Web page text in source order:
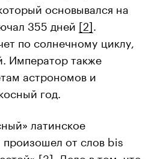
основывался на
355 дней [2]
по солнечному циклу,
Император также
астрономов и
год.
латинское
от слов bis